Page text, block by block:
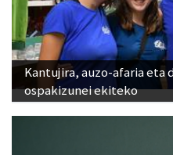
Kantujira, auzo-afaria eta
ospakizunei ekiteko